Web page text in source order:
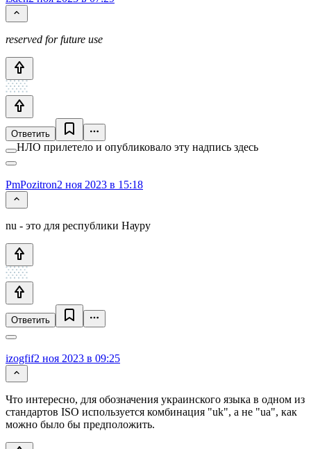
reserved for future use
Ответить
НЛО прилетело и опубликовало эту надпись здесь
PmPozitron2 ноя 2023 в 15:18
nu - это для республики Науру
Ответить
izogfif2 ноя 2023 в 09:25
Что интересно, для обозначения украинского языка в одном из
стандартов ISO используется комбинация "uk", а не "ua", как
можно было бы предположить.